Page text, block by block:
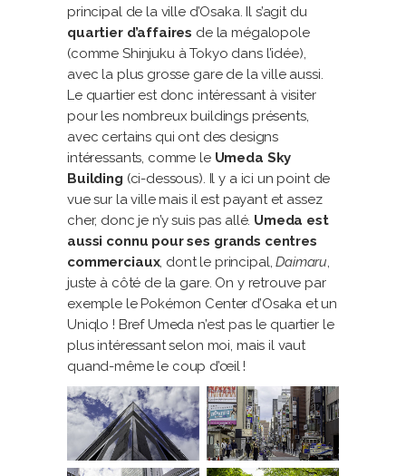
principal de la ville d’Osaka. Il s’agit du
quartier d’affaires de la mégalopole
(comme Shinjuku à Tokyo dans l’idée),
avec la plus grosse gare de la ville aussi.
Le quartier est donc intéressant à visiter
pour les nombreux buildings présents,
avec certains qui ont des designs
intéressants, comme le Umeda Sky
Building (ci-dessous). Il y a ici un point de
vue sur la ville mais il est payant et assez
cher, donc je n’y suis pas allé. Umeda est
aussi connu pour ses grands centres
commerciaux, dont le principal,Daimaru,
juste à côté de la gare. On y retrouve par
exemple le Pokémon Center d’Osaka et un
Uniqlo ! Bref Umeda n’est pas le quartier le
plus intéressant selon moi, mais il vaut
quand-même le coup d’œil !